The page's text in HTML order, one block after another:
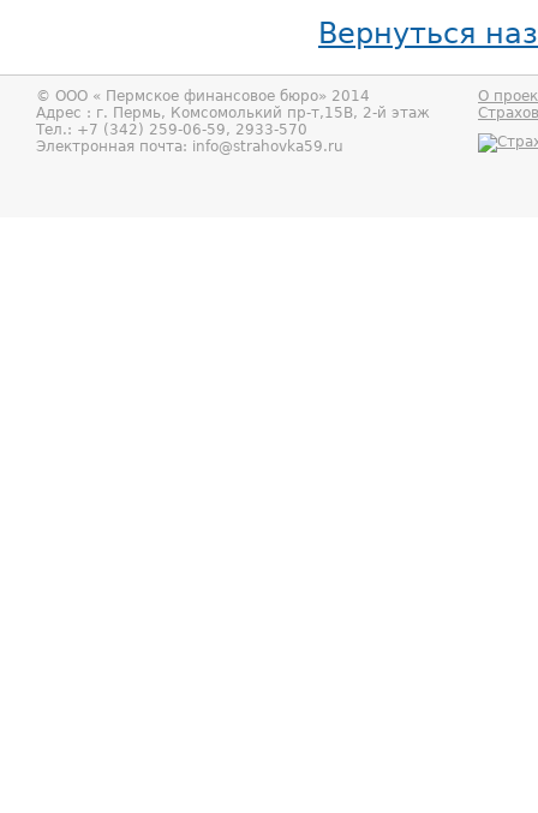
Вернуться
© ООО « Пермское финансовое бюро» 2014
Адрес : г. Пермь, Комсомолький пр-т,15В, 2-й этаж
Тел.: +7 (342) 259-06-59, 2933-570
Электронная почта: info@strahovka59.ru
О